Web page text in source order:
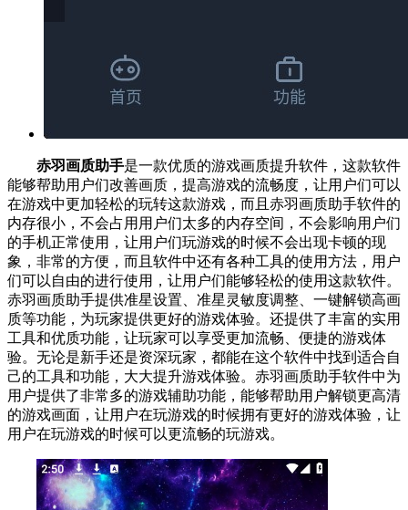
赤羽画质助手是一款优质的游戏画质提升软件，这款软件
能够帮助用户们改善画质，提高游戏的流畅度，让用户们可以
在游戏中更加轻松的玩转这款游戏，而且赤羽画质助手软件的
内存很小，不会占用用户们太多的内存空间，不会影响用户们
的手机正常使用，让用户们玩游戏的时候不会出现卡顿的现
象，非常的方便，而且软件中还有各种工具的使用方法，用户
们可以自由的进行使用，让用户们能够轻松的使用这款软件。
赤羽画质助手提供准星设置、准星灵敏度调整、一键解锁高画
质等功能，为玩家提供更好的游戏体验。还提供了丰富的实用
工具和优质功能，让玩家可以享受更加流畅、便捷的游戏体
验。无论是新手还是资深玩家，都能在这个软件中找到适合自
己的工具和功能，大大提升游戏体验。赤羽画质助手软件中为
用户提供了非常多的游戏辅助功能，能够帮助用户解锁更高清
的游戏画面，让用户在玩游戏的时候拥有更好的游戏体验，让
用户在玩游戏的时候可以更流畅的玩游戏。